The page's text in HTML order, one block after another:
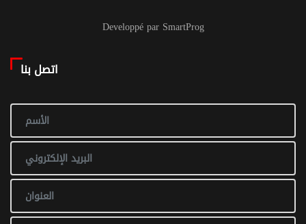
Developpé par SmartProg
اتصل بنا